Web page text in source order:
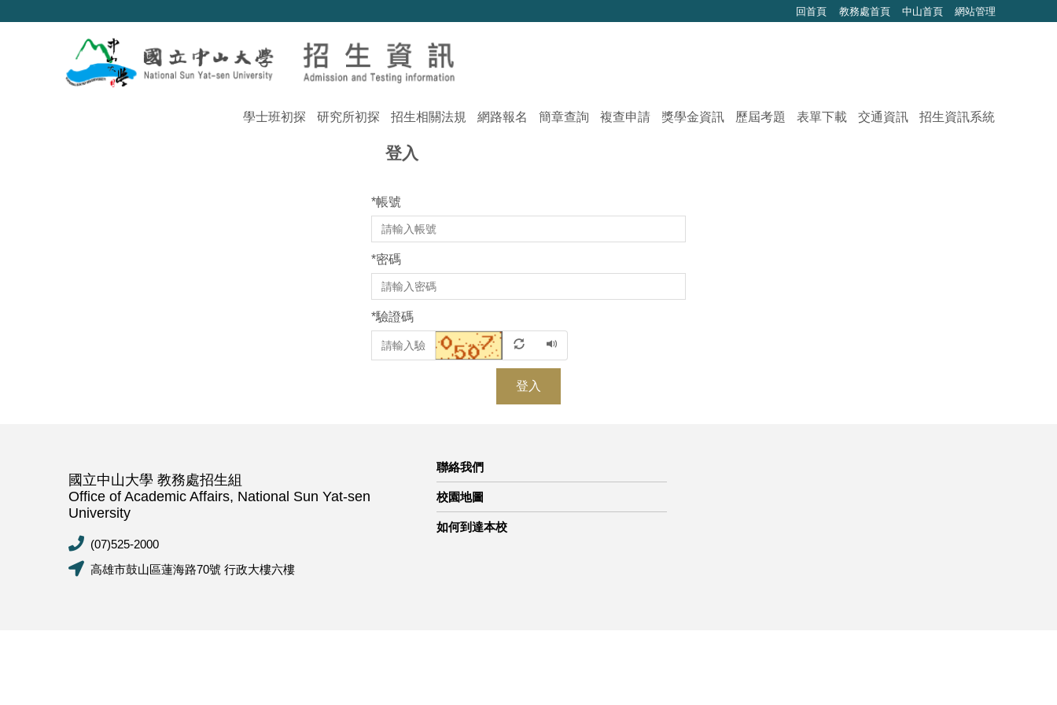
回首頁 教務處首頁 中山首頁 網站管理
招生資訊系統
交通資訊
表單下載
歷屆考題
獎學金資訊
複查申請
簡章查詢
網路報名
招生相關法規
研究所初探
學士班初探
登入
*帳號
*密碼
*驗證碼
登入
國立中山大學 教務處招生組
Office of Academic Affairs, National Sun Yat-sen
University
(07)525-2000
高雄市鼓山區蓮海路70號 行政大樓六樓
聯絡我們
校園地圖
如何到達本校